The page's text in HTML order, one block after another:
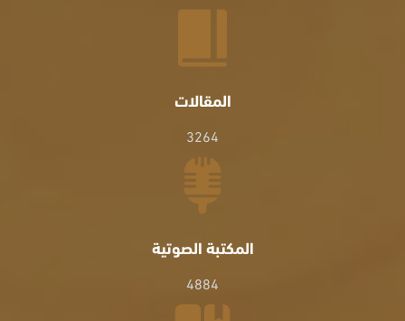
المقالات
3264
المكتبة الصوتية
4884